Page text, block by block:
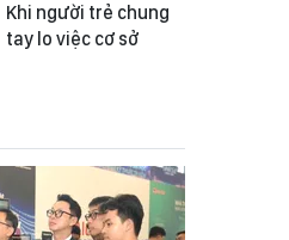
Khi người trẻ chung
tay lo việc cơ sở